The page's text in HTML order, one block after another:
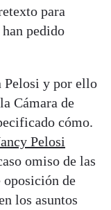
para
pedido
Pelosi y por ello
Cámara de
cómo.
Pelosi
omiso de las
oposición de
los asuntos